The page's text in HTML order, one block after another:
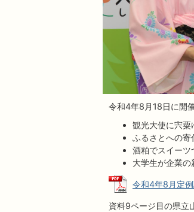
令和4年8月18日に開
観光大使に宍粟
ふるさとへの
酒粕でスイー
大学生が企業
令和4年8月定
資料9ページ目の県立